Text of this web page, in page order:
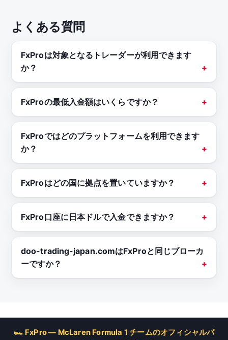
よくある質問
FxProは対象となるトレーダーが利用できます
か？
FxProの最低入金額はいくらですか？
FxProではどのプラットフォームを利用できます
か？
FxProはどの国に拠点を置いていますか？
FxPro口座に日本ドルで入金できますか？
doo-trading-japan.comはFxProと同じブローカ
ーですか？
🏎 FxPro — McLaren Formula 1 チームのオフィシャルパ